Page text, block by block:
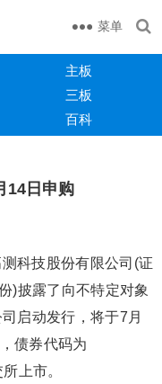
菜单
主板
三板
百科
14日申购
科技股份有限公司(证
)披露了向不特定对象
启动发行，将于7月
债券代码为
上市。